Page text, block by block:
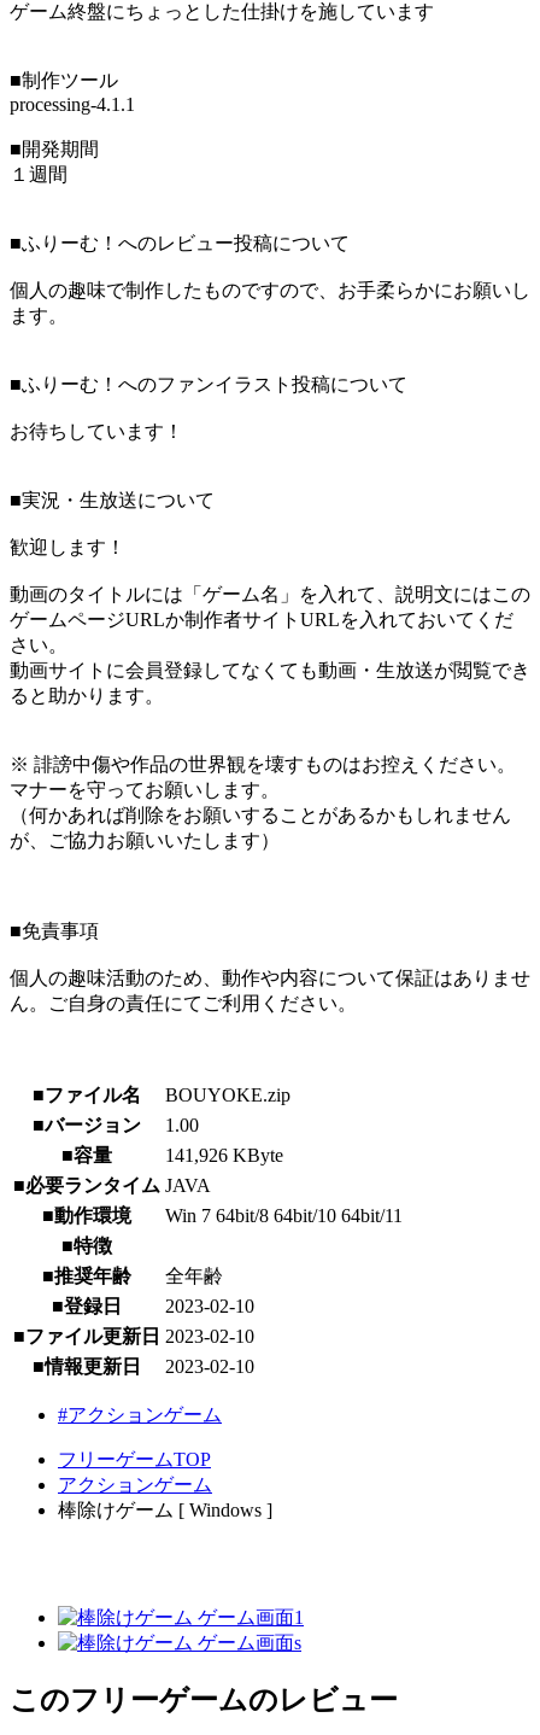
ゲーム終盤にちょっとした仕掛けを施しています
■制作ツール
processing-4.1.1
■開発期間
１週間
■ふりーむ！へのレビュー投稿について
個人の趣味で制作したものですので、お手柔らかにお願いし
ます。
■ふりーむ！へのファンイラスト投稿について
お待ちしています！
■実況・生放送について
歓迎します！
動画のタイトルには「ゲーム名」を入れて、説明文にはこの
ゲームページURLか制作者サイトURLを入れておいてくだ
さい。
動画サイトに会員登録してなくても動画・生放送が閲覧でき
ると助かります。
※ 誹謗中傷や作品の世界観を壊すものはお控えください。
マナーを守ってお願いします。
（何かあれば削除をお願いすることがあるかもしれません
が、ご協力お願いいたします）
■免責事項
個人の趣味活動のため、動作や内容について保証はありませ
ん。ご自身の責任にてご利用ください。
■ファイル名
BOUYOKE.zip
■バージョン
1.00
■容量
141,926 KByte
■必要ランタイム JAVA
■動作環境
Win 7 64bit/8 64bit/10 64bit/11
■特徴
■推奨年齢
全年齢
■登録日
2023-02-10
■ファイル更新日 2023-02-10
■情報更新日
2023-02-10
#アクションゲーム
フリーゲームTOP
アクションゲーム
棒除けゲーム [ Windows ]
このフリーゲームのレビュー